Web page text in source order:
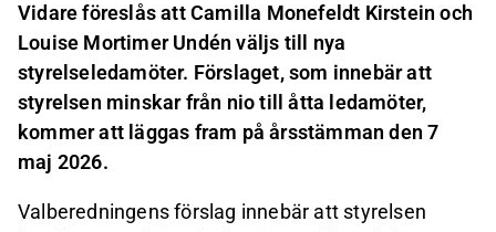
Vidare föreslås att Camilla Monefeldt Kirstein och
Louise Mortimer Undén väljs till nya
styrelseledamöter. Förslaget, som innebär att
styrelsen minskar från nio till åtta ledamöter,
kommer att läggas fram på årsstämman den 7
maj 2026.
Valberedningens förslag innebär att styrelsen